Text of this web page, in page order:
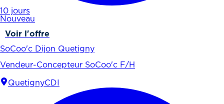
10 jours
Nouveau
Voir l'offre
SoCoo'c Dijon Quetigny
Vendeur-Concepteur SoCoo'c F/H
QuetignyCDI